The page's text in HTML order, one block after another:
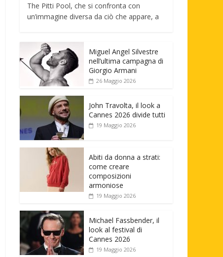
The Pitti Pool, che si confronta con
un’immagine diversa da ciò che appare, a
Miguel Angel Silvestre
nell’ultima campagna di
Giorgio Armani
26 Maggio 2026
John Travolta, il look a
Cannes 2026 divide tutti
19 Maggio 2026
Abiti da donna a strati:
come creare
composizioni
armoniose
19 Maggio 2026
Michael Fassbender, il
look al festival di
Cannes 2026
19 Maggio 2026